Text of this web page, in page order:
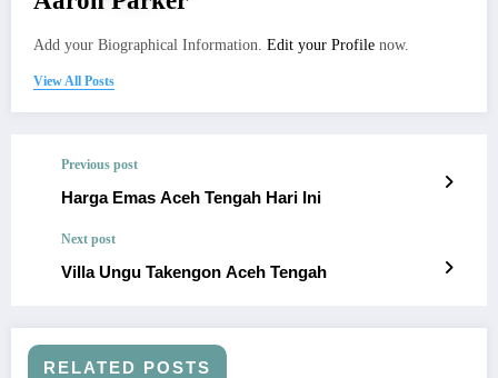
Add your Biographical Information. Edit your Profile now.
View All Posts
Previous post
Harga Emas Aceh Tengah Hari Ini
Next post
Villa Ungu Takengon Aceh Tengah
RELATED POSTS